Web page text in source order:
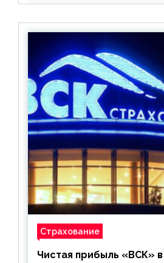
Страхование
Чистая прибыль «ВСК» в